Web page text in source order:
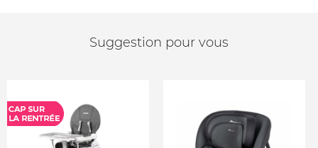
Suggestion pour vous